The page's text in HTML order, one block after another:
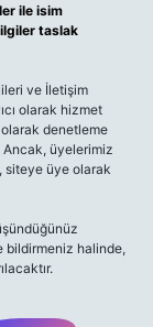
ile isim
taslak
ve İletişim
olarak hizmet
denetleme
Ancak, üyelerimiz
siteye üye olarak
bildirmeniz halinde,